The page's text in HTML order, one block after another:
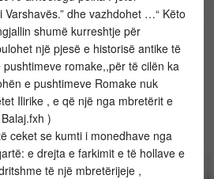
Varshavës.” dhe vazhdohet …“ Këto
shumë kurreshtje për
një pjesë e historisë antike të
romake,,për të cilën ka
e pushtimeve Romake nuk
Ilirike , e që një nga mbretërit e
)
ceket se kumti i monedhave nga
e drejta e farkimit e të hollave e
të një mbretërijeje ,